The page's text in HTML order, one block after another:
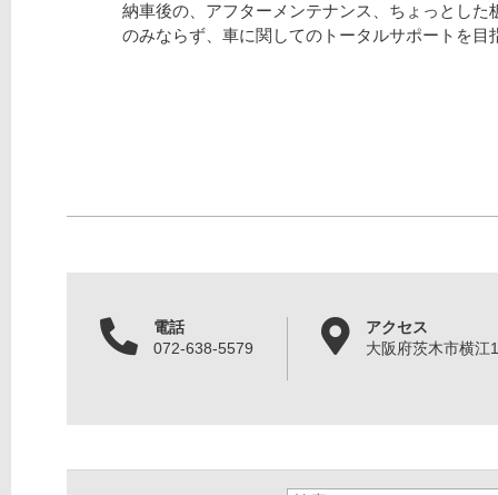
納車後の、アフターメンテナンス、ちょっとした
のみならず、車に関してのトータルサポートを目
電話
072-638-5579
アクセス
大阪府茨木市横江